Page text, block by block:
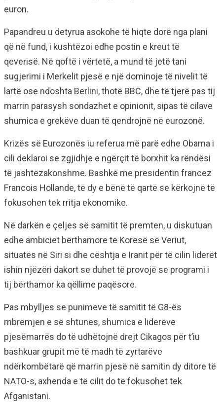
euron.
Papandreu u detyrua asokohe të hiqte dorë nga plani
që në fund, i kushtëzoi edhe postin e kreut të
qeverisë. Në qoftë i vërtetë, a mund të jetë tani
sugjerimi i Merkelit pjesë e një dominoje të nivelit të
lartë ose ndoshta Berlini, thotë BBC, dhe të tjerë pas tij
marrin parasysh sondazhet e opinionit, sipas të cilave
shumica e grekëve duan të qendrojnë në eurozonë.
Krizës së Eurozonës iu referua më parë edhe Obama i
cili deklaroi se zgjidhje e ngërçit të borxhit ka rëndësi
të jashtëzakonshme. Bashkë me presidentin francez
Francois Hollande, të dy e bënë të qartë se kërkojnë të
fokusohen tek rritja ekonomike.
Në darkën e çeljes së samitit të premten, u diskutuan
edhe ambiciet bërthamore të Koresë së Veriut,
situatës në Siri si dhe cështja e Iranit për të cilin liderët
ishin njëzëri dakort se duhet të provojë se programi i
tij bërthamor ka qëllime paqësore.
Pas mbylljes se punimeve të samitit të G8-ës
mbrëmjen e së shtunës, shumica e liderëve
pjesëmarrës do të udhëtojnë drejt Cikagos për t’iu
bashkuar grupit më të madh të zyrtarëve
ndërkombëtarë që marrin pjesë në samitin dy ditore të
NATO-s, axhenda e të cilit do të fokusohet tek
Afganistani.